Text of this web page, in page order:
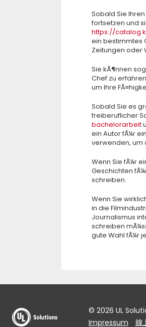
Sobald Sie
fortsetzen und
https://
ein bestimmtes
Zeitungen oder
Sie kÃ¶nnen
Chef zu
um Ihre
Sobald Sie es
freiberuflicher
bachelorarbeit
ein Autor fÃ¼r
verwenden, um
Wenn Sie fÃ¼r
Geschichten
schreiben.
Wenn Sie
in die
Journalismus
schreiben
gute Wahl fÃ¼r
© 2026 UL
Impressum
線